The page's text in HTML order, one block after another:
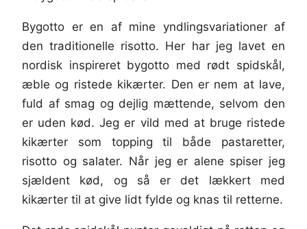
Bygotto er en af mine yndlingsvariationer af
den traditionelle risotto. Her har jeg lavet en
nordisk inspireret bygotto med rødt spidskål,
æble og ristede kikærter. Den er nem at lave,
fuld af smag og dejlig mættende, selvom den
er uden kød. Jeg er vild med at bruge ristede
kikærter som topping til både pastaretter,
risotto og salater. Når jeg er alene spiser jeg
sjældent kød, og så er det lækkert med
kikærter til at give lidt fylde og knas til retterne.